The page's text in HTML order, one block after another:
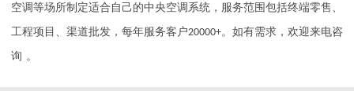
空调等场所制定适合自己的中央空调系统，服务范围包括终端零售、
工程项目、渠道批发，每年服务客户20000+。如有需求，欢迎来电咨
询 。